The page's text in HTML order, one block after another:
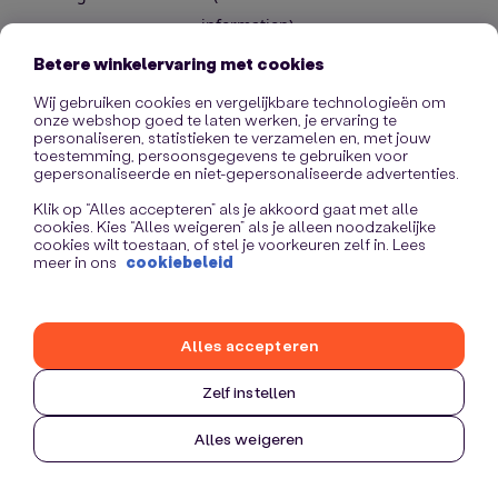
information).
Betere winkelervaring met cookies
Wij gebruiken cookies en vergelijkbare technologieën om
onze webshop goed te laten werken, je ervaring te
personaliseren, statistieken te verzamelen en, met jouw
toestemming, persoonsgegevens te gebruiken voor
gepersonaliseerde en niet-gepersonaliseerde advertenties.
Klik op “Alles accepteren” als je akkoord gaat met alle
cookies. Kies “Alles weigeren” als je alleen noodzakelijke
cookies wilt toestaan, of stel je voorkeuren zelf in. Lees
meer in ons cookiebeleid
Zelf instellen
Alles weigeren
Alles accepteren